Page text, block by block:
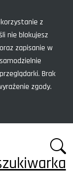
z
nie blokujesz
zapisanie w
Brak
zgody.